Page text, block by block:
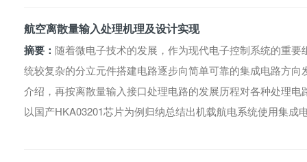
航空离散量输入处理机理及设计实现
摘要： 随着微电子技术的发展，作为现代电子控制系统的重
统较复杂的分立元件搭建电路逐步向简单可靠的集成电路方
介绍，再按离散量输入接口处理电路的发展历程对各种处理
以国产HKA03201芯片为例归纳总结出机载航电系统使用集成